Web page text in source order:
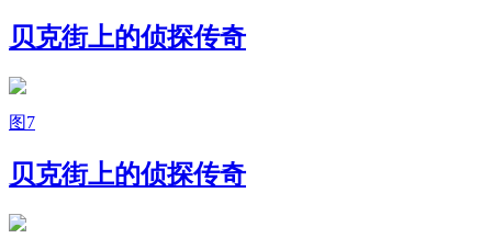
贝克街上的侦探传奇
图7
贝克街上的侦探传奇